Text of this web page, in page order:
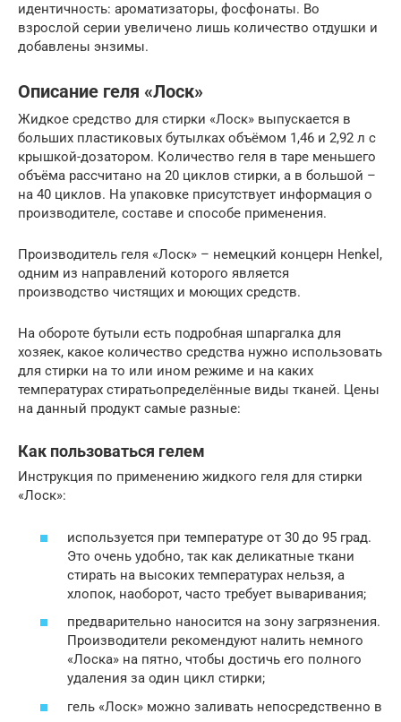
идентичность: ароматизаторы, фосфонаты. Во
взрослой серии увеличено лишь количество отдушки и
добавлены энзимы.
Описание геля «Лоск»
Жидкое средство для стирки «Лоск» выпускается в
больших пластиковых бутылках объёмом 1,46 и 2,92 л с
крышкой-дозатором. Количество геля в таре меньшего
объёма рассчитано на 20 циклов стирки, а в большой –
на 40 циклов. На упаковке присутствует информация о
производителе, составе и способе применения.
Производитель геля «Лоск» – немецкий концерн Henkel,
одним из направлений которого является
производство чистящих и моющих средств.
На обороте бутыли есть подробная шпаргалка для
хозяек, какое количество средства нужно использовать
для стирки на то или ином режиме и на каких
температурах стиратьопределённые виды тканей. Цены
на данный продукт самые разные:
Как пользоваться гелем
Инструкция по применению жидкого геля для стирки
«Лоск»:
используется при температуре от 30 до 95 град.
Это очень удобно, так как деликатные ткани
стирать на высоких температурах нельзя, а
хлопок, наоборот, часто требует вываривания;
предварительно наносится на зону загрязнения.
Производители рекомендуют налить немного
«Лоска» на пятно, чтобы достичь его полного
удаления за один цикл стирки;
гель «Лоск» можно заливать непосредственно в